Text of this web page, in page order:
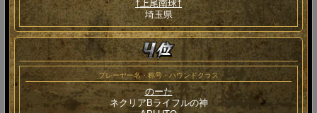
†上尾南球†
埼玉県
プレーヤー名・称号・ハウンドクラス
のーた
ネクリアBライフルの神